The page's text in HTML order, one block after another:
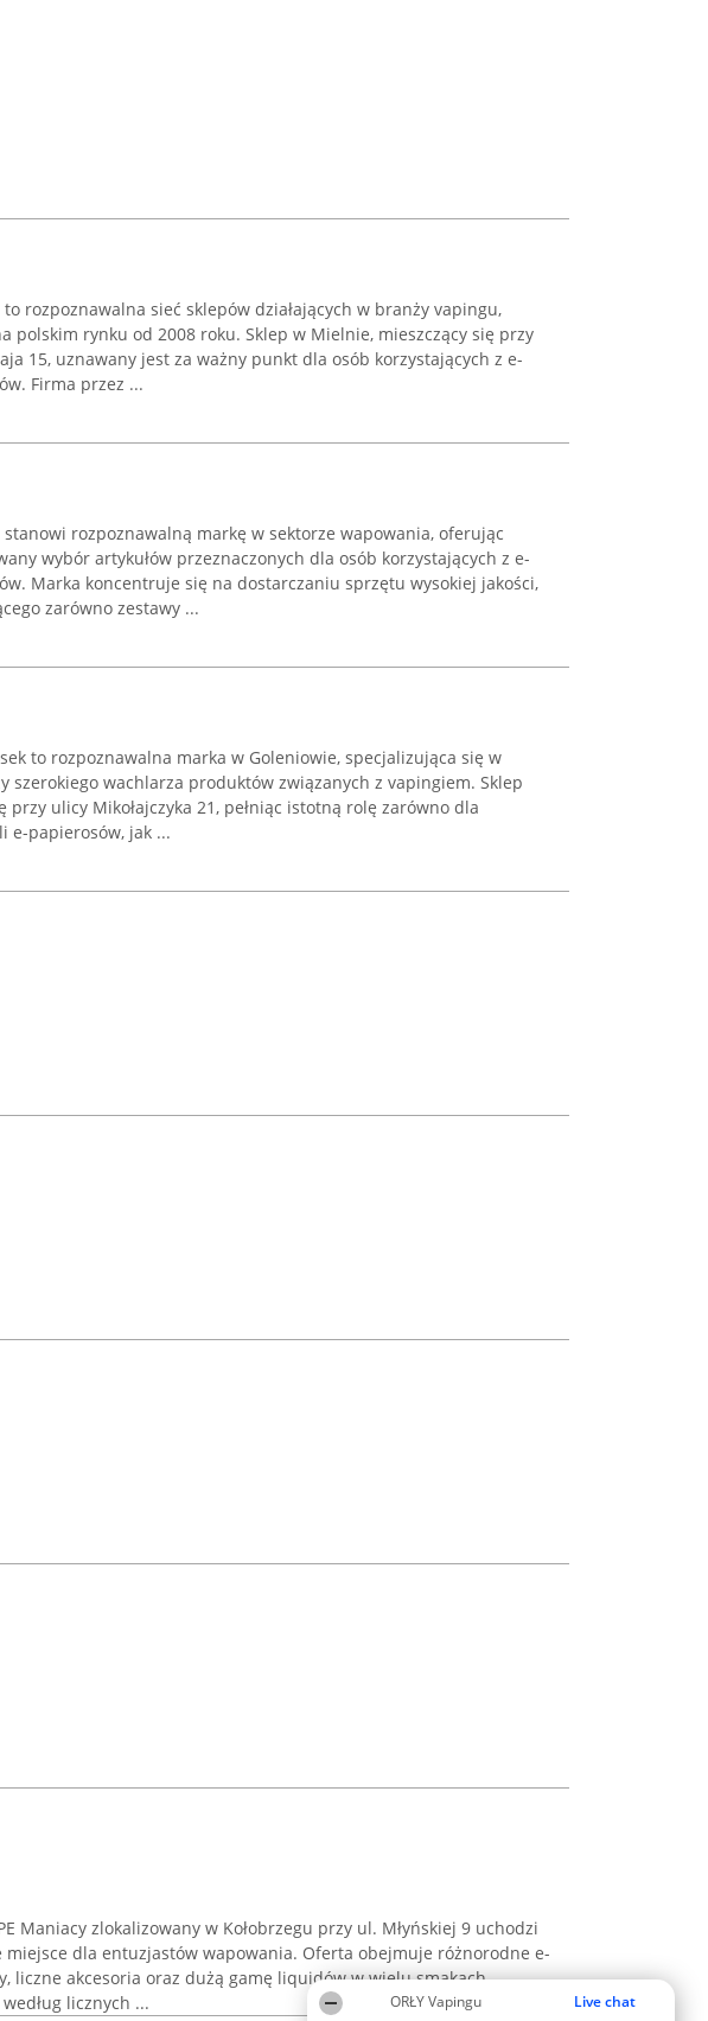
ORŁY Vapingu Live chat
to rozpoznawalna sieć sklepów działających w branży vapingu,
polskim rynku od 2008 roku. Sklep w Mielnie, mieszczący się przy
15, uznawany jest za ważny punkt dla osób korzystających z e-
Firma przez ...
stanowi rozpoznawalną markę w sektorze wapowania, oferując
wybór artykułów przeznaczonych dla osób korzystających z e-
Marka koncentruje się na dostarczaniu sprzętu wysokiej jakości,
zarówno zestawy ...
to rozpoznawalna marka w Goleniowie, specjalizująca się w
szerokiego wachlarza produktów związanych z vapingiem. Sklep
przy ulicy Mikołajczyka 21, pełniąc istotną rolę zarówno dla
e-papierosów, jak ...
Maniacy zlokalizowany w Kołobrzegu przy ul. Młyńskiej 9 uchodzi
miejsce dla entuzjastów wapowania. Oferta obejmuje różnorodne e-
liczne akcesoria oraz dużą gamę liquidów w wielu smakach.
według licznych ...